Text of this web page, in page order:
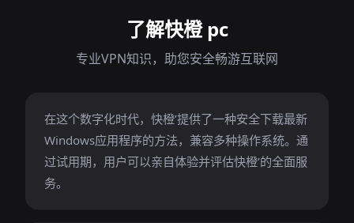
了解快橙 pc
专业VPN知识，助您安全畅游互联网
在这个数字化时代，快橙’提供了一种安全下载最新
Windows应用程序的方法，兼容多种操作系统。通
过试用期，用户可以亲自体验并评估快橙’的全面服
务。